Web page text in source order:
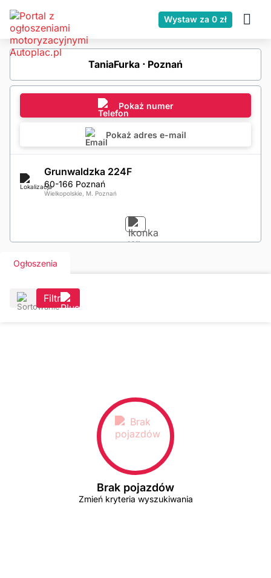
Wystaw za 0 zł
TaniaFurka ⋅ Poznań
Pokaż numer
Pokaż adres e-mail
Grunwaldzka 224F
60-166 Poznań
Wielkopolskie, M. Poznań
Ogłoszenia
Filtr
Brak pojazdów
Zmień kryteria wyszukiwania